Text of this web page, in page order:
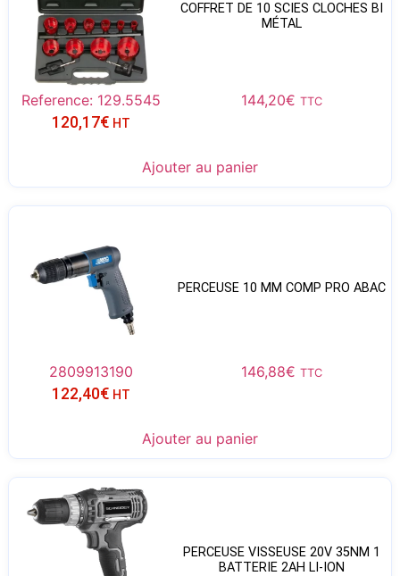
COFFRET DE 10 SCIES CLOCHES BI
MÉTAL
Reference: 129.5545 144,20€ TTC
120,17€ HT
Ajouter au panier
PERCEUSE 10 MM COMP PRO ABAC
2809913190 146,88€ TTC
122,40€ HT
Ajouter au panier
PERCEUSE VISSEUSE 20V 35NM 1
BATTERIE 2AH LI-ION